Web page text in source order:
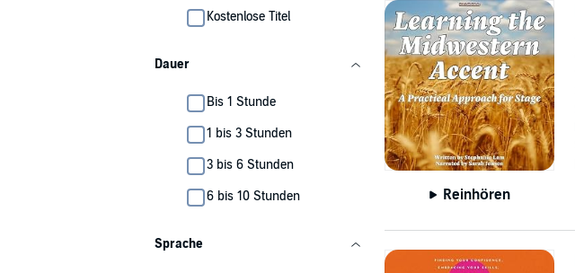
Kostenlose Titel
Dauer
Bis 1 Stunde
1 bis 3 Stunden
3 bis 6 Stunden
6 bis 10 Stunden
Sprache
Reinhören